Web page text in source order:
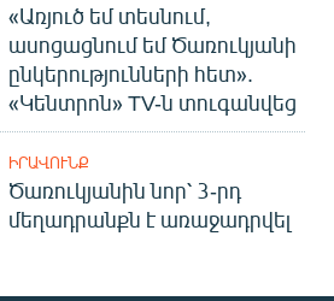
«Առյուծ եմ տեսնում,
ասոցացնում եմ Ծառուկյանի
ընկերությունների հետ».
«Կենտրոն» TV-ն տուգանվեց
ԻՐԱՎՈՒՆՔ
Ծառուկյանին նոր՝ 3-րդ
մեղադրանքն է առաջադրվել